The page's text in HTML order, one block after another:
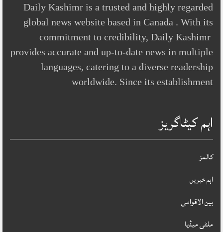
Daily Kashimr is a trusted and highly regarded
global news website based in Canada . With its
commitment to credibility, Daily Kashimr
provides accurate and up-to-date news in multiple
languages, catering to a diverse readership
worldwide. Since its establishment
اہم کیٹاگریز
کالمز
اہم خبریں
بین الاقوامی
ملٹی میڈیا